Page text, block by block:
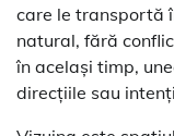
care le transportă
natural, fără
în același timp,
direcțiile sau